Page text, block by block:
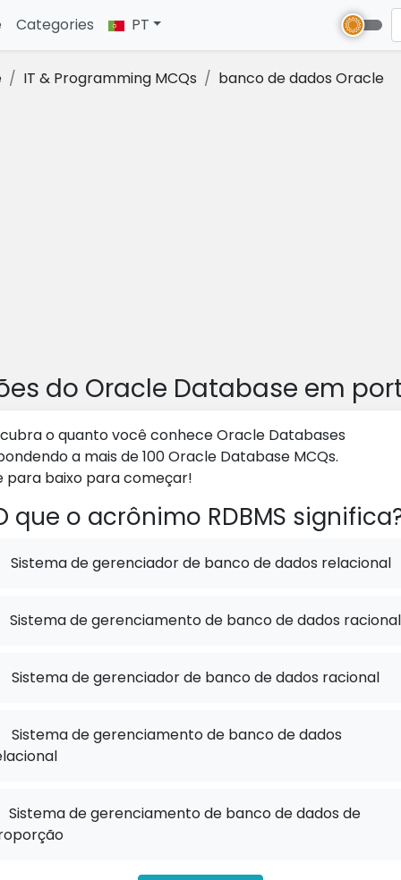
(current)
Categories PT
IT & Programming MCQs banco de dados Oracle
do Oracle Database em
o quanto você conhece Oracle Databases
a mais de 100 Oracle Database MCQs.
para baixo para começar!
que o acrônimo RDBMS
Sistema de gerenciador de banco de dados relacional
Sistema de gerenciamento de banco de dados racional
Sistema de gerenciador de banco de dados racional
Sistema de gerenciamento de banco de dados
Sistema de gerenciamento de banco de dados de